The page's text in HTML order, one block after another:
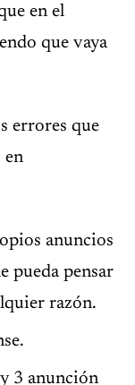
en el
que vaya
errores que
en
anuncios
pueda pensar
razón.
3 anunción